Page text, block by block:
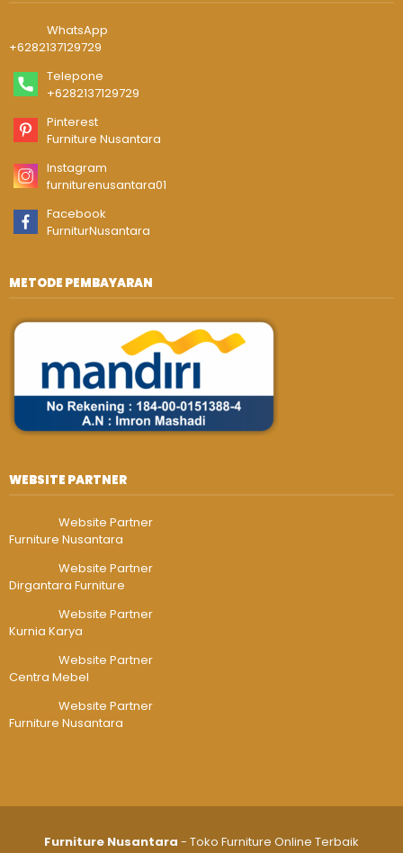
WhatsApp
+6282137129729
Telepone
+6282137129729
Pinterest
Furniture Nusantara
Instagram
furniturenusantara01
Facebook
FurniturNusantara
METODE PEMBAYARAN
WEBSITE PARTNER
Website Partner
Furniture Nusantara
Website Partner
Dirgantara Furniture
Website Partner
Kurnia Karya
Website Partner
Centra Mebel
Website Partner
Furniture Nusantara
Furniture Nusantara - Toko Furniture Online Terbaik